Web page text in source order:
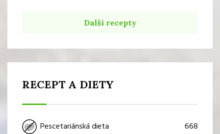
Další recepty
RECEPT A DIETY
Pescetariánská dieta
668